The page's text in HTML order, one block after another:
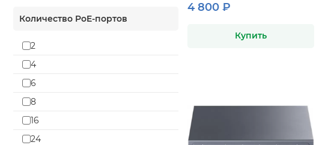
TP-LINK
TRENDnet
Ubiquiti
Vertell
ZyXEL
Количество PoE-портов
2
4
6
8
16
24
4 800 ₽
Купить